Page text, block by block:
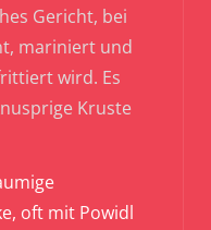
Gericht, bei
mariniert und
wird. Es
Kruste
oft mit Powidl